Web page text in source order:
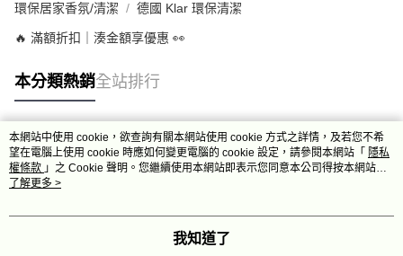
環保居家香氛/清潔 德國 Klar 環保清潔
🔥 滿額折扣｜湊金額享優惠 👀
本分類熱銷全站排行
熱門標籤
本網站中使用 cookie，欲查詢有關本網站使用 cookie 方式之詳情，及若您不希
望在電腦上使用 cookie 時應如何變更電腦的 cookie 設定，請參閱本網站「 隱私
權條款 」之 Cookie 聲明。您繼續使用本網站即表示您同意本公司得按本網站使
用條款之 Cookie 聲明使用 cookie。
了解更多 >
我知道了